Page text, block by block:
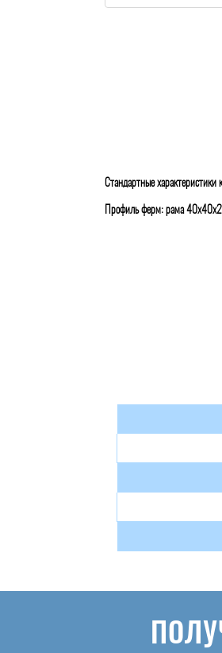
Стандартные
Профиль ферм: рама